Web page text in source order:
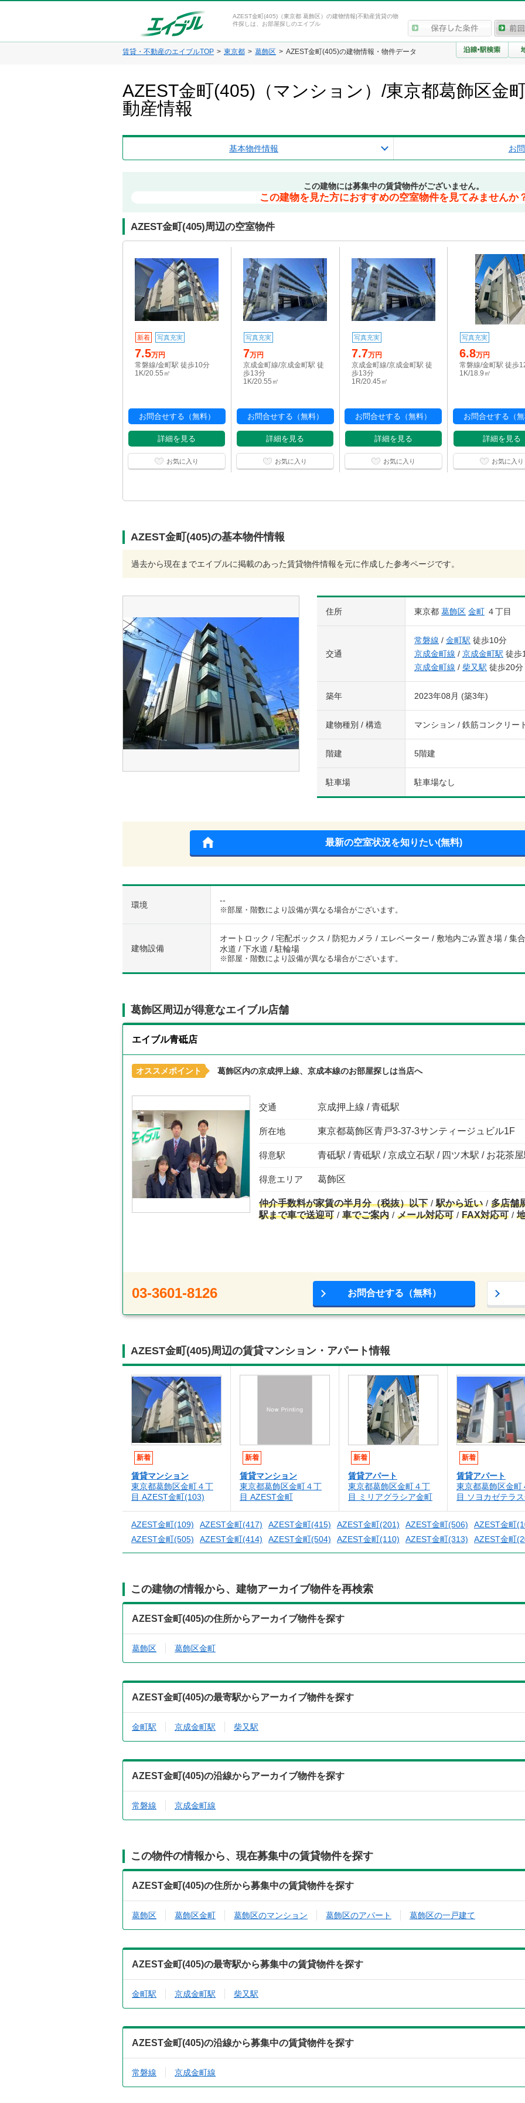
AZEST金町(405)（東京都 葛飾区）の建物情報|不動産賃貸の物
件探しは、お部屋探しのエイブル
賃貸・不動産のエイブルTOP 東京都 葛飾区 AZEST金町(405)の建物情報・物件データ
AZEST金町(405)（マンション）/東京都葛飾区金
動産情報
基本物件情報 お
この建物には募集中の賃貸物件がございません。
この建物を見た方におすすめの空室物件を見てみませんか
AZEST金町(405)周辺の空室物件
新着 写真充実
7.5万円
常磐線/金町駅 徒歩10分
1K/20.55㎡
お問合せする（無料）
詳細を見る
お気に入り
写真充実
7万円
京成金町線/京成金町駅 徒
歩13分
1K/20.55㎡
お問合せする（無料）
詳細を見る
お気に入り
写真充実
7.7万円
京成金町線/京成金町駅 徒
歩13分
1R/20.45㎡
お問合せする（無料）
詳細を見る
お気に入り
写真充実
6.8万円
常磐線/金町駅 徒歩
1K/18.9㎡
お問合せする（無
詳細を見る
お気に入り
AZEST金町(405)の基本物件情報
過去から現在までエイブルに掲載のあった賃貸物件情報を元に作成した参考ページです。
住所 東京都 葛飾区 金町 ４丁目
交通
常磐線 / 金町駅 徒歩10分
京成金町線 / 京成金町駅 徒歩
京成金町線 / 柴又駅 徒歩20分
築年 2023年08月 (築3年)
建物種別 / 構造 マンション / 鉄筋コンクリー
階建 5階建
駐車場 駐車場なし
最新の空室状況を知りたい(無料)
環境 --
※部屋・階数により設備が異なる場合がございます。
建物設備
オートロック / 宅配ボックス / 防犯カメラ / エレベーター / 敷地内ごみ置き場 / 集
水道 / 下水道 / 駐輪場
※部屋・階数により設備が異なる場合がございます。
葛飾区周辺が得意なエイブル店舗
エイブル青砥店
オススメポイント 葛飾区内の京成押上線、京成本線のお部屋探しは当店へ
交通 京成押上線 / 青砥駅
所在地 東京都葛飾区青戸3-37-3サンティージュビル1F
得意駅 青砥駅 / 青砥駅 / 京成立石駅 / 四ツ木駅 / お花茶
得意エリア 葛飾区
仲介手数料が家賃の半月分（税抜）以下 駅から近い 多店舗
駅まで車で送迎可
車でご案内 メール対応可 FAX対応可
03-3601-8126 お問合せする（無料）
AZEST金町(405)周辺の賃貸マンション・アパート情報
新着
賃貸マンション
東京都葛飾区金町４丁
目 AZEST金町(103)
新着
賃貸マンション
東京都葛飾区金町４丁
目 AZEST金町
新着
賃貸アパート
東京都葛飾区金町４丁
目 ミリアグラシア金町
新着
賃貸アパート
東京都葛飾区金町
目 ソヨカゼテラ
AZEST金町(109) AZEST金町(417) AZEST金町(415) AZEST金町(201) AZEST金町(506) AZEST金町
AZEST金町(505)
AZEST金町(414) AZEST金町(504) AZEST金町(110) AZEST金町(313) AZEST金町
この建物の情報から、建物アーカイブ物件を再検索
AZEST金町(405)の住所からアーカイブ物件を探す
葛飾区 葛飾区金町
AZEST金町(405)の最寄駅からアーカイブ物件を探す
金町駅 京成金町駅 柴又駅
AZEST金町(405)の沿線からアーカイブ物件を探す
常磐線 京成金町線
この物件の情報から、現在募集中の賃貸物件を探す
AZEST金町(405)の住所から募集中の賃貸物件を探す
葛飾区 葛飾区金町 葛飾区のマンション 葛飾区のアパート 葛飾区の一戸建て
AZEST金町(405)の最寄駅から募集中の賃貸物件を探す
金町駅 京成金町駅 柴又駅
AZEST金町(405)の沿線から募集中の賃貸物件を探す
常磐線 京成金町線